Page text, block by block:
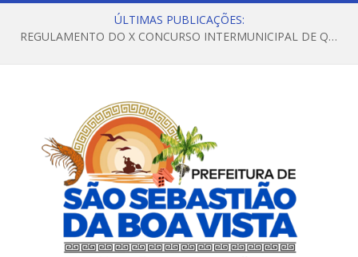
ÚLTIMAS PUBLICAÇÕES:
REGULAMENTO DO X CONCURSO INTERMUNICIPAL DE QUADRILHAS JUNINAS – 2026 – ARRAIÁ DA VENEZA